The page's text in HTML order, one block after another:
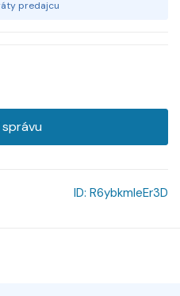
predajcu
ID: R6ybkmleEr3D